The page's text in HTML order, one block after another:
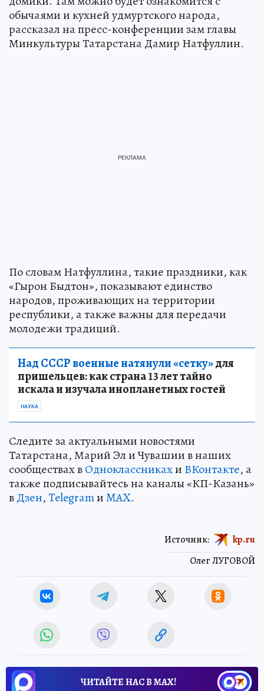
обычаями и кухней удмуртского народа,
рассказал на пресс-конференции зам главы
Минкультуры Татарстана Дамир Натфуллин.
По словам Натфуллина, такие праздники, как
«Гырон Быдтон», показывают единство
народов, проживающих на территории
республики, а также важны для передачи
молодежи традиций.
Над СССР военные натянули «сетку»для
пришельцев: как страна 13 лет тайно
искала и изучала инопланетных гостей
НАУКА
Следите за актуальными новостями
Татарстана, Марий Эл и Чувашии в наших
сообществах вОдноклассникахи ВКонтакте, а
также подписывайтесь на каналы «КП-Казань»
вДзен,TelegramиMAX.
Олег ЛУГОВОЙ
Источник: kp.ru
ЧИТАЙТЕ НАС В МАХ!